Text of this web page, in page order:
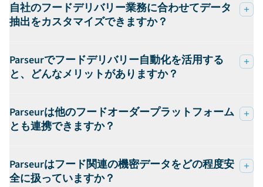
自社のフードデリバリー業務に合わせてデータ
抽出をカスタマイズできますか？
Parseurでフードデリバリー自動化を活用する
と、どんなメリットがありますか？
Parseurは他のフードオーダープラットフォーム
とも連携できますか？
Parseurはフード関連の機密データをどの程度安
全に扱っていますか？